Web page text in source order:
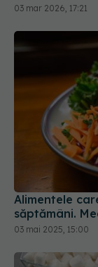
03 mar 2026, 17:21
Alimentele
săptămâni.
03 mai 2025, 15:00